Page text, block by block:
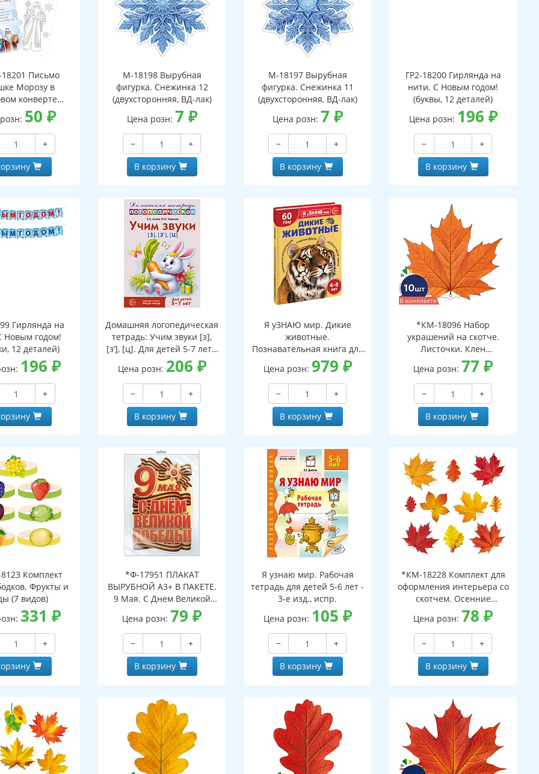
Письмо
Морозу в
конверте
письмо с текстом
на обороте,
фигурка)
50₽
+
М-18198 Вырубная
фигурка. Снежинка 12
(двухсторонняя, ВД-лак)
Цена розн: 7 ₽
−
+
В корзину
М-18197 Вырубная
фигурка. Снежинка 11
(двухсторонняя, ВД-лак)
Цена розн: 7 ₽
−
+
В корзину
ГР2-18200 Гирлянда на
нити. С Новым годом!
(буквы, 12 деталей)
Цена розн: 196 ₽
−
+
В корзину
Гирлянда на
Новым годом!
12 деталей)
196 ₽
+
Домашняя логопедическая
тетрадь: Учим звуки [з],
[з’], [ц]. Для детей 5-7 лет -
3-е изд.
Цена розн: 206 ₽
−
+
В корзину
Я уЗНАЮ мир. Дикие
животные.
Познавательная книга для
детей 4-8 лет
Цена розн: 979 ₽
−
+
В корзину
*КМ-18096 Набор
украшений на скотче.
Листочки. Клен
наборе, двухсторонний,
ВД-лак)
Цена розн: 77₽
−
+
В корзину
Комплект
Фрукты и
(7 видов)
331 ₽
+
*Ф-17951 ПЛАКАТ
ВЫРУБНОЙ А3+ В ПАКЕТЕ.
9 Мая. С Днем Великой
Победы! (двухсторонний,
ВД-лак, в индивидуальной
упаковке, с европодвесом
и клеевым клапаном)
Цена розн: 79₽
−
+
В корзину
Я узнаю мир. Рабочая
тетрадь для детей 5-6 лет -
3-е изд., испр.
Цена розн: 105 ₽
−
+
В корзину
*КМ-18228 Комплект для
оформления интерьера со
скотчем. Осенние
листочки-2 (10 видов)
Цена розн: 78₽
−
+
В корзину